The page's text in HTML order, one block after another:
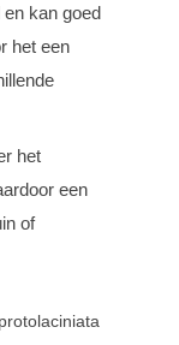
kan goed
het een
het
een
of